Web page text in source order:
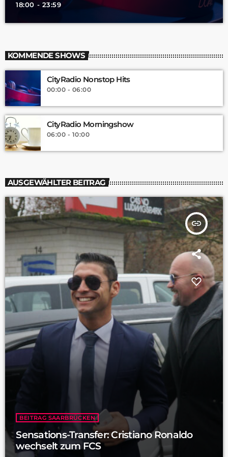
18:00 - 23:59
KOMMENDE SHOWS
CityRadio Nonstop Hits
00:00 - 06:00
CityRadio Morningshow
06:00 - 10:00
AUSGEWÄHLTER BEITRAG
insert_link
BEITRAG SAARBRÜCKEN
Sensations-Transfer: Cristiano Ronaldo
wechselt zum FCS